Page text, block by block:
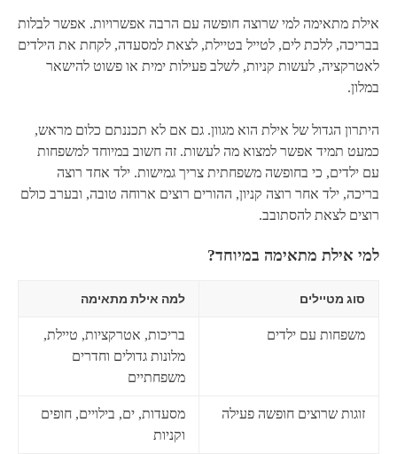
אילת מתאימה למי שרוצה חופשה עם הרבה אפשרויות. אפשר לבלות
בבריכה, ללכת לים, לטייל בטיילת, לצאת למסעדה, לקחת את הילדים
לאטרקציה, לעשות קניות, לשלב פעילות ימית או פשוט להישאר
במלון.
היתרון הגדול של אילת הוא מגוון. גם אם לא תכננתם כלום מראש,
כמעט תמיד אפשר למצוא מה לעשות. זה חשוב במיוחד למשפחות
עם ילדים, כי בחופשה משפחתית צריך גמישות. ילד אחד רוצה
בריכה, ילד אחר רוצה קניון, ההורים רוצים ארוחה טובה, ובערב כולם
רוצים לצאת להסתובב.
למי אילת מתאימה במיוחד?
סוג מטיילים למה אילת מתאימה
משפחות עם ילדים
בריכות, אטרקציות, טיילת,
מלונות גדולים וחדרים
משפחתיים
זוגות שרוצים חופשה פעילה
מסעדות, ים, בילויים, חופים
וקניות